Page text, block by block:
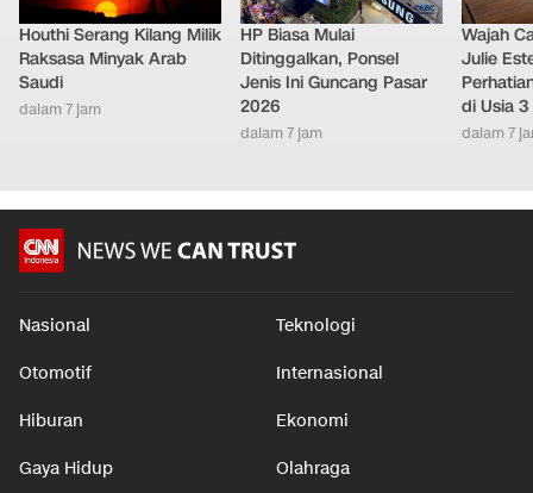
Houthi Serang Kilang Milik
Raksasa Minyak Arab
Saudi
dalam 7 jam
HP Biasa Mulai
Ditinggalkan, Ponsel
Jenis Ini Guncang Pasar
2026
dalam 7 jam
Wajah
Julie
di Usia 3
dalam 7
Nasional Teknologi
Otomotif Internasional
Hiburan Ekonomi
Gaya Hidup Olahraga